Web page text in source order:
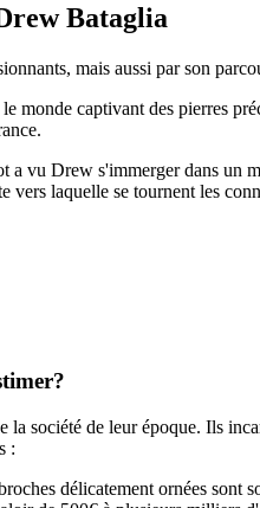
Bataglia
mais aussi par son
monde captivant des pierres
vu Drew s'immerger dans
laquelle se tournent les
société de leur époque. Ils
:
délicatement ornées sont